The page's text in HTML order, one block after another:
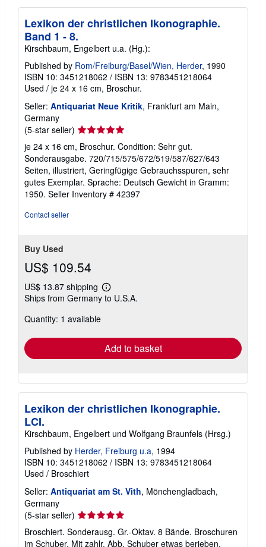
Lexikon der christlichen Ikonographie.
Band 1 - 8.
Kirschbaum, Engelbert u.a. (Hg.):
Published by Rom/Freiburg/Basel/Wien, Herder, 1990
ISBN 10: 3451218062 / ISBN 13: 9783451218064
Used / je 24 x 16 cm, Broschur.
Seller: Antiquariat Neue Kritik, Frankfurt am Main,
Germany
(5-star seller) Seller
rating
5
out
of
5
stars
je 24 x 16 cm, Broschur. Condition: Sehr gut.
Sonderausgabe. 720/715/575/672/519/587/627/643
Seiten, illustriert, Geringfügige Gebrauchsspuren, sehr
gutes Exemplar. Sprache: Deutsch Gewicht in Gramm:
1950. Seller Inventory # 42397
Contact seller
Buy Used
US$ 109.54
US$ 13.87 shipping
Learn
more
Ships from Germany to U.S.A.
Quantity: 1 available
Add to basket
Lexikon der christlichen Ikonographie.
LCI.
Kirschbaum, Engelbert und Wolfgang Braunfels (Hrsg.)
Published by Herder, Freiburg u.a, 1994
ISBN 10: 3451218062 / ISBN 13: 9783451218064
Used / Broschiert
Seller: Antiquariat am St. Vith, Mönchengladbach,
Germany
(5-star seller) Seller
rating
5
Broschiert. Sonderausg. Gr.-Oktav. 8 Bände. Broschuren
im Schuber. Mit zahlr. Abb. Schuber etwas berieben,